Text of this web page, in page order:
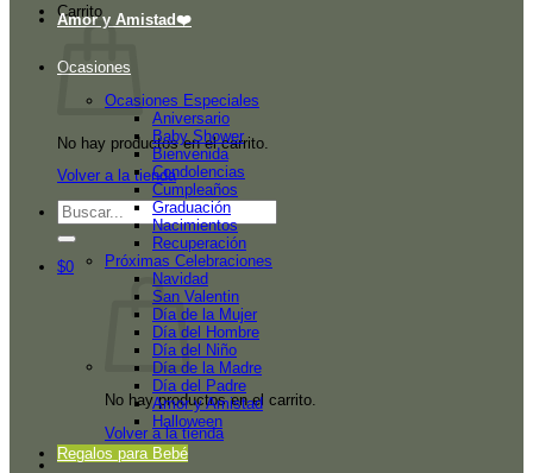
Carrito
No hay productos en el carrito.
Volver a la tienda
Buscar
por:
$0
No hay productos en el carrito.
Volver a la tienda
Amor y Amistad❤️
Ocasiones
Ocasiones Especiales
Aniversario
Baby Shower
Bienvenida
Condolencias
Cumpleaños
Graduación
Nacimientos
Recuperación
Próximas Celebraciones
Navidad
San Valentin
Día de la Mujer
Día del Hombre
Día del Niño
Día de la Madre
Día del Padre
Amor y Amistad
Halloween
Regalos para Bebé